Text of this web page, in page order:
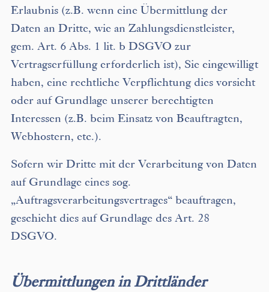
Erlaubnis (z.B. wenn eine Übermittlung der
Daten an Dritte, wie an Zahlungsdienstleister,
gem. Art. 6 Abs. 1 lit. b DSGVO zur
Vertragserfüllung erforderlich ist), Sie eingewilligt
haben, eine rechtliche Verpflichtung dies vorsieht
oder auf Grundlage unserer berechtigten
Interessen (z.B. beim Einsatz von Beauftragten,
Webhostern, etc.).
Sofern wir Dritte mit der Verarbeitung von Daten
auf Grundlage eines sog.
„Auftragsverarbeitungsvertrages“ beauftragen,
geschieht dies auf Grundlage des Art. 28
DSGVO.
Übermittlungen in Drittländer